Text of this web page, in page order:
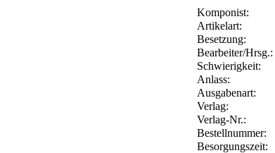
Komponist:
Artikelart:
Besetzung:
Bearbeiter/Hrsg.:
Schwierigkeit:
Anlass:
Ausgabenart:
Verlag:
Verlag-Nr.:
Bestellnummer:
Besorgungszeit: